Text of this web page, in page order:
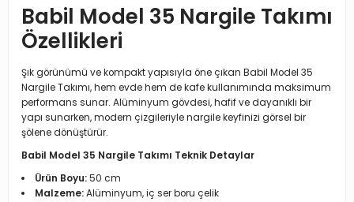
Babil Model 35 Nargile Takımı
Özellikleri
Şık görünümü ve kompakt yapısıyla öne çıkan Babil Model 35
Nargile Takımı, hem evde hem de kafe kullanımında maksimum
performans sunar. Alüminyum gövdesi, hafif ve dayanıklı bir
yapı sunarken, modern çizgileriyle nargile keyfinizi görsel bir
şölene dönüştürür.
Babil Model 35 Nargile Takımı Teknik Detaylar
Ürün Boyu:50 cm
Malzeme:Alüminyum, iç ser boru çelik